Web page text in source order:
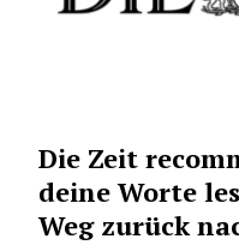
Die Zeit
deine Worte
Weg zurück